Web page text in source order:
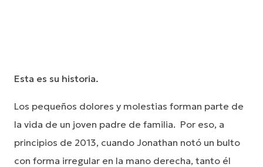
Esta es su historia.
Los pequeños dolores y molestias forman parte de
la vida de un joven padre de familia. Por eso, a
principios de 2013, cuando Jonathan notó un bulto
con forma irregular en la mano derecha, tanto él